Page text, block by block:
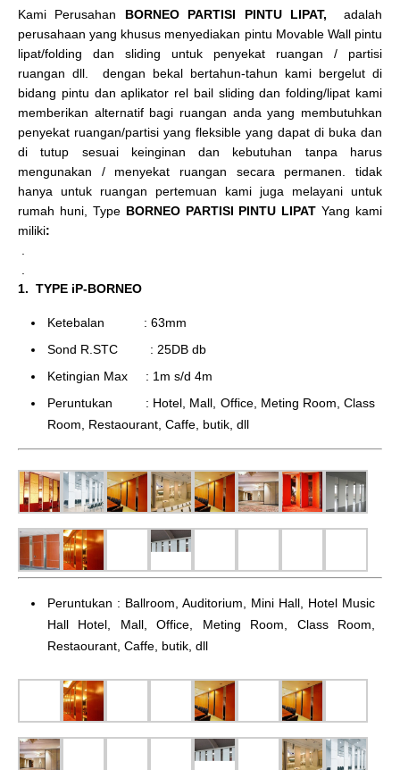
Kami Perusahan BORNEO PARTISI PINTU LIPAT, adalah
perusahaan yang khusus menyediakan pintu Movable Wall pintu
lipat/folding dan sliding untuk penyekat ruangan / partisi
ruangan dll. dengan bekal bertahun-tahun kami bergelut di
bidang pintu dan aplikator rel bail sliding dan folding/lipat kami
memberikan alternatif bagi ruangan anda yang membutuhkan
penyekat ruangan/partisi yang fleksible yang dapat di buka dan
di tutup sesuai keinginan dan kebutuhan tanpa harus
mengunakan / menyekat ruangan secara permanen. tidak
hanya untuk ruangan pertemuan kami juga melayani untuk
rumah huni, Type BORNEO PARTISI PINTU LIPAT Yang kami
miliki:
1. TYPE iP-BORNEO
Ketebalan : 63mm
Sond R.STC : 25DB db
Ketingian Max : 1m s/d 4m
Peruntukan : Hotel, Mall, Office, Meting Room, Class
Room, Restaourant, Caffe, butik, dll
Peruntukan : Ballroom, Auditorium, Mini Hall, Hotel Music
Hall Hotel, Mall, Office, Meting Room, Class Room,
Restaourant, Caffe, butik, dll